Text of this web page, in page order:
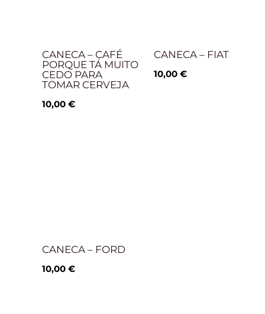
CANECA – CAFÉ
PORQUE TÁ MUITO
CEDO PARA
TOMAR CERVEJA
10,00 €
CANECA – FIAT
10,00 €
CANECA – FORD
10,00 €